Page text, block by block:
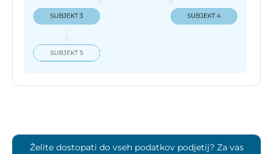
Želite dostopati do vseh podatkov podjetij? Za vas